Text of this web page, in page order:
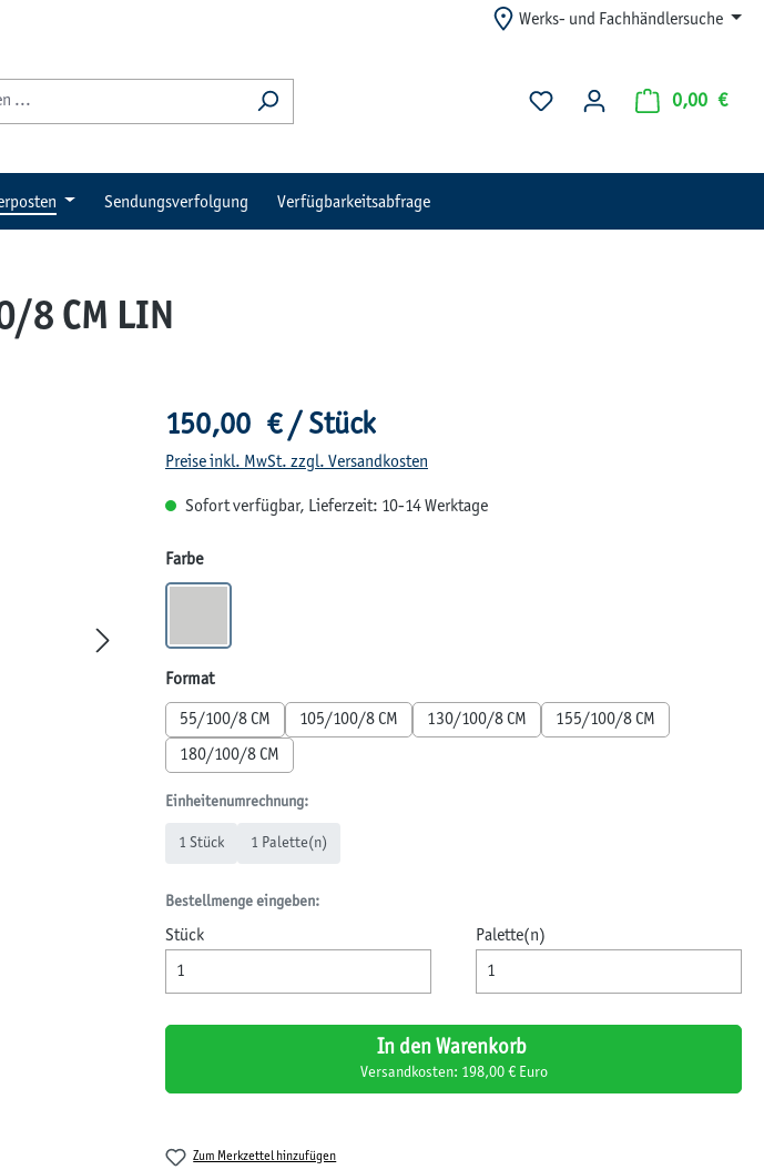
Werks- und Fachhändlersuche
Du hast 0 Produkte auf dem
0,00 €
Sendungsverfolgung Verfügbarkeitsabfrage
8 CM LIN
Regulärer Preis:
150,00 € / Stück
Preise inkl. MwSt. zzgl. Versandkosten
Sofort verfügbar, Lieferzeit: 10-14 Werktage
Farbeauswählen
Formatauswählen
55/100/8 CM 105/100/8 CM 130/100/8 CM 155/100/8 CM
180/100/8 CM
Einheitenumrechnung:
1 Stück 1 Palette(n)
Bestellmenge eingeben:
Stück Palette(n)
In den Warenkorb
Versandkosten: 198,00 € Euro
Zum Merkzettel hinzufügen